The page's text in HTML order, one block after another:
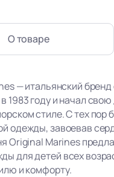
О товаре
— итальянский бренд
1983 году и начал
стиле. С тех
одежды, завоевав
Original Marines
для детей всех
и комфорту.